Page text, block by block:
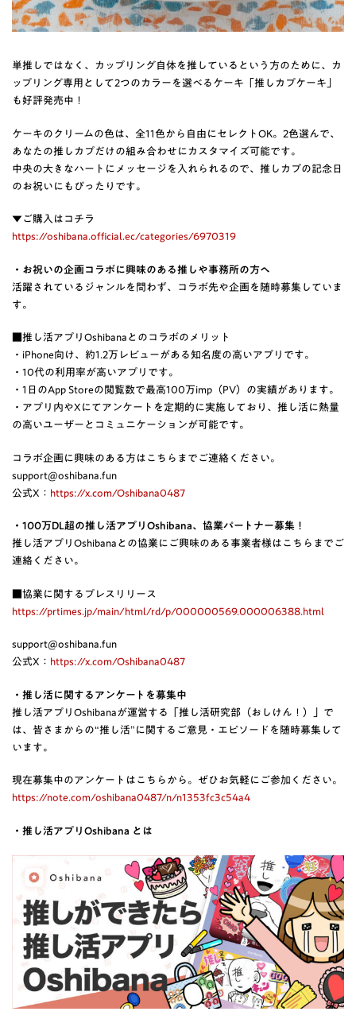
単推しではなく、カップリング自体を推しているという方のために、カ
ップリング専用として2つのカラーを選べるケーキ「推しカプケーキ」
も好評発売中！
ケーキのクリームの色は、全11色から自由にセレクトOK。2色選んで、
あなたの推しカプだけの組み合わせにカスタマイズ可能です。
中央の大きなハートにメッセージを入れられるので、推しカプの記念日
のお祝いにもぴったりです。
▼ご購入はコチラ
https://oshibana.official.ec/categories/6970319
・お祝いの企画コラボに興味のある推しや事務所の方へ
活躍されているジャンルを問わず、コラボ先や企画を随時募集していま
す。
■推し活アプリOshibanaとのコラボのメリット
・iPhone向け、約1.2万レビューがある知名度の高いアプリです。
・10代の利用率が高いアプリです。
・1日のApp Storeの閲覧数で最高100万imp（PV）の実績があります。
・アプリ内やXにてアンケートを定期的に実施しており、推し活に熱量
の高いユーザーとコミュニケーションが可能です。
コラボ企画に興味のある方はこちらまでご連絡ください。
support@oshibana.fun
公式X： https://x.com/Oshibana0487
・100万DL超の推し活アプリOshibana、協業パートナー募集！
推し活アプリOshibanaとの協業にご興味のある事業者様はこちらまでご
連絡ください。
■協業に関するプレスリリース
https://prtimes.jp/main/html/rd/p/000000569.000006388.html
support@oshibana.fun
公式X： https://x.com/Oshibana0487
・推し活に関するアンケートを募集中
推し活アプリOshibanaが運営する「推し活研究部（おしけん！）」で
は、皆さまからの“推し活”に関するご意見・エピソードを随時募集して
います。
現在募集中のアンケートはこちらから。ぜひお気軽にご参加ください。
https://note.com/oshibana0487/n/n1353fc3c54a4
・推し活アプリOshibana とは